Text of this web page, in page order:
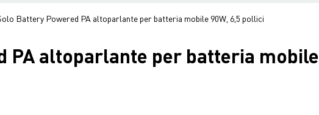
Battery Powered PA altoparlante per batteria mobile 90W, 6,5 pollici
PA altoparlante per batteria mobile